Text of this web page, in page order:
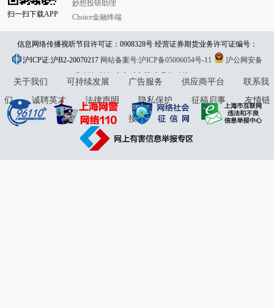
扫一扫下载APP
妙想投研助理
Choice金融终端
信息网络传播视听节目许可证：0908328号 经营证券期货业务许可证编号：
913101046312860336 违法和不良信息举报:021-61278686 举报邮箱：
jubao@eastmoney.com
沪ICP证:沪B2-20070217 网站备案号:沪ICP备05006054号-11
沪公网安备
31010402000120号版权所有:东方财富网意见与建议:4000300059/952500
关于我们 可持续发展 广告服务 供应商平台
联系我
们
诚聘英才 法律声明 隐私保护 征稿启事
友情链
接